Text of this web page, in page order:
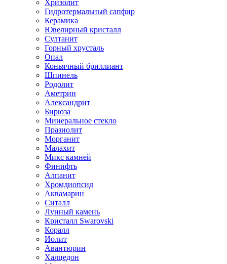
Хризолит
Гидротермальный сапфир
Керамика
Ювелирный кристалл
Султанит
Горный хрусталь
Опал
Коньячный бриллиант
Шпинель
Родолит
Аметрин
Александрит
Бирюза
Минеральное стекло
Празиолит
Морганит
Малахит
Микс камней
Финифть
Алпанит
Хромдиопсид
Аквамарин
Ситалл
Лунный камень
Кристалл Swarovski
Коралл
Иолит
Авантюрин
Халцедон